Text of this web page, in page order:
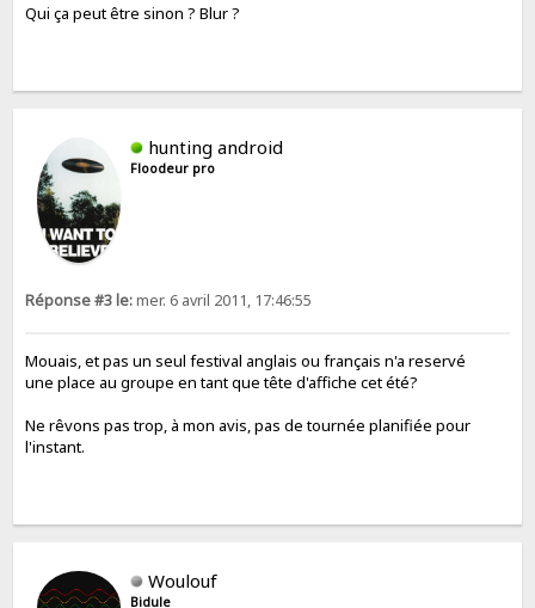
Qui ça peut être sinon ? Blur ?
hunting android
Floodeur pro
Réponse #3 le:mer. 6 avril 2011, 17:46:55
Mouais, et pas un seul festival anglais ou français n'a reservé
une place au groupe en tant que tête d'affiche cet été?
Ne rêvons pas trop, à mon avis, pas de tournée planifiée pour
l'instant.
Woulouf
Bidule